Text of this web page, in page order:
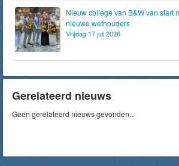
Nieuw college van B&W van start
nieuwe wethouders
Vrijdag 17 juli 2026
Gerelateerd nieuws
Geen gerelateerd nieuws gevonden...